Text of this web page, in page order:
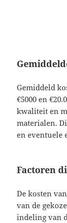
Gemiddeld
€5000 en
kwaliteit en
materialen.
en eventuele
Factoren
De kosten
van de
indeling van